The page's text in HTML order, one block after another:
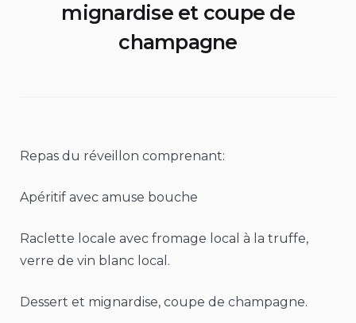
mignardise et coupe de
champagne
Repas du réveillon comprenant:
Apéritif avec amuse bouche
Raclette locale avec fromage local à la truffe,
verre de vin blanc local.
Dessert et mignardise, coupe de champagne.